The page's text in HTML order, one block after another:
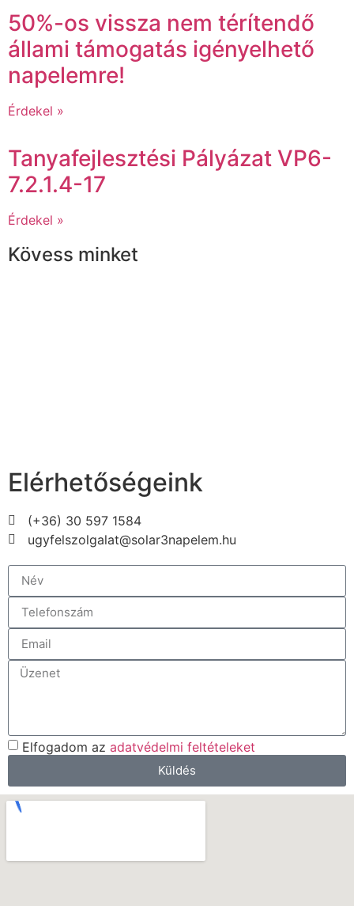
50%-os vissza nem térítendő
állami támogatás igényelhető
napelemre!
Érdekel »
Tanyafejlesztési Pályázat VP6-
7.2.1.4-17
Érdekel »
Kövess minket
Elérhetőségeink
(+36) 30 597 1584
ugyfelszolgalat@solar3napelem.hu
Elfogadom az adatvédelmi feltételeket
Küldés